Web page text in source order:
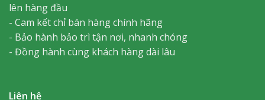
lên hàng đầu
- Cam kết chỉ bán hàng chính hãng
- Bảo hành bảo trì tận nơi, nhanh chóng
- Đồng hành cùng khách hàng dài lâu
Liên hệ